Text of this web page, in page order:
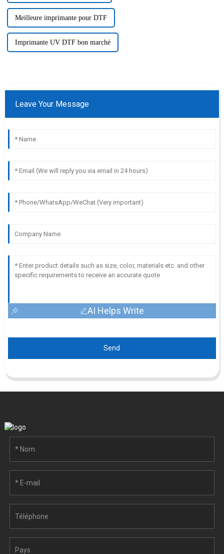
Meilleure imprimante pour DTF
Imprimante UV DTF bon marché
Leave Your Message
AI Helps Write
Send